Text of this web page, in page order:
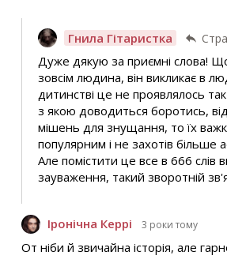
Гнила Гітаристка
Дуже дякую за приємні слова!
зовсім людина, він викликає в
дитинстві це не проявлялось
з якою доводиться боротись,
мішень для знущання, то їх
популярним і не захотів більше
Але помістити це все в 666
зауваження, такий зворотній
Іронічна Керрі 3 роки тому
От ніби й звичайна історія, але